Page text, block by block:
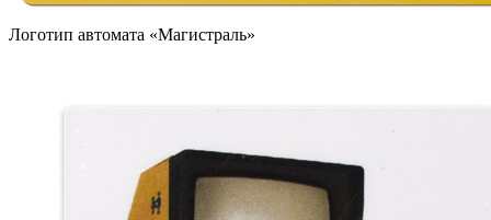
Логотип автомата «Магистраль»